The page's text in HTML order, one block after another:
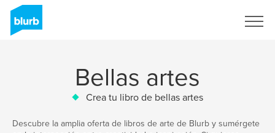
Bellas artes
Crea tu libro de bellas artes
Descubre la amplia oferta de libros de arte de Blurb y sumérgete